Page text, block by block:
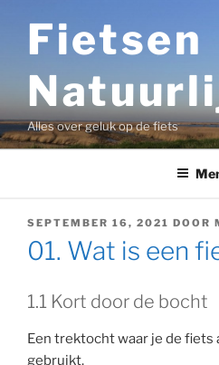
inhoud
Fietsen
Alles over geluk op de fiets
GEPLAATST
OP
SEPTEMBER 16, 2021 DOOR
01. Wat is een
1.1 Kort door de bocht
Een trektocht waar je de
gebruikt.